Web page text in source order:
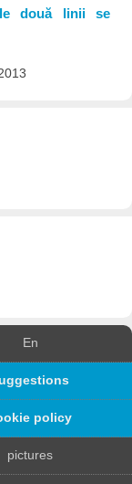
două linii se
En
policy
pictures